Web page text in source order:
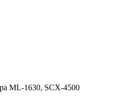
ML-1630, SCX-4500